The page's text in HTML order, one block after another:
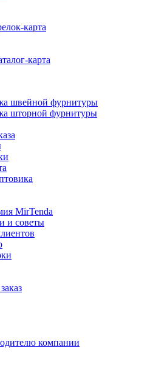
карта
карта
швейной фурнитуры
шторной фурнитуры
MirTenda
и советы
компании